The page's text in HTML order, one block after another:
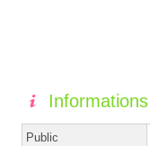
Informations
Public